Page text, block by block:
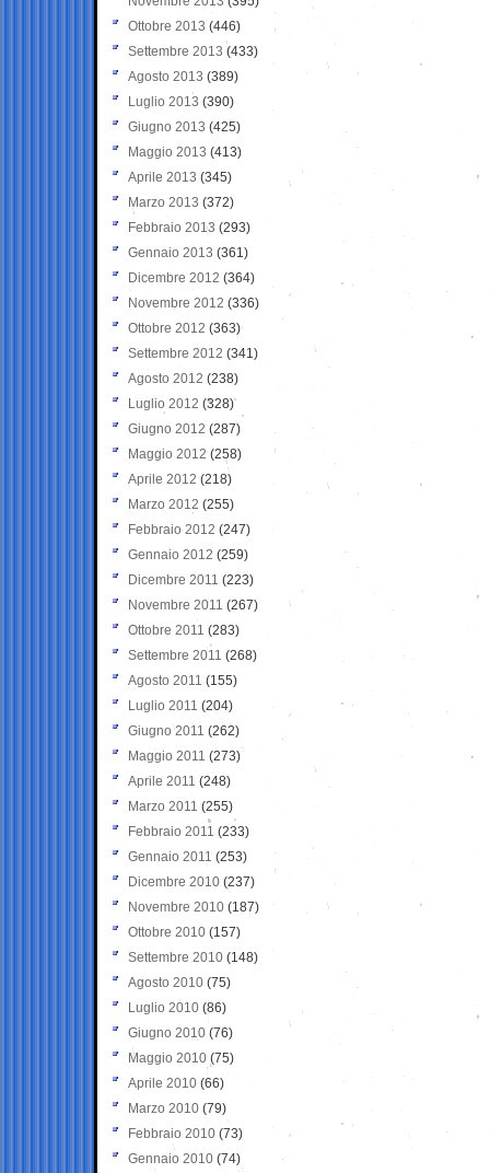
Ottobre 2013 (446)
Settembre 2013 (433)
Agosto 2013 (389)
Luglio 2013 (390)
Giugno 2013 (425)
Maggio 2013 (413)
Aprile 2013 (345)
Marzo 2013 (372)
Febbraio 2013 (293)
Gennaio 2013 (361)
Dicembre 2012 (364)
Novembre 2012 (336)
Ottobre 2012 (363)
Settembre 2012 (341)
Agosto 2012 (238)
Luglio 2012 (328)
Giugno 2012 (287)
Maggio 2012 (258)
Aprile 2012 (218)
Marzo 2012 (255)
Febbraio 2012 (247)
Gennaio 2012 (259)
Dicembre 2011 (223)
Novembre 2011 (267)
Ottobre 2011 (283)
Settembre 2011 (268)
Agosto 2011 (155)
Luglio 2011 (204)
Giugno 2011 (262)
Maggio 2011 (273)
Aprile 2011 (248)
Marzo 2011 (255)
Febbraio 2011 (233)
Gennaio 2011 (253)
Dicembre 2010 (237)
Novembre 2010 (187)
Ottobre 2010 (157)
Settembre 2010 (148)
Agosto 2010 (75)
Luglio 2010 (86)
Giugno 2010 (76)
Maggio 2010 (75)
Aprile 2010 (66)
Marzo 2010 (79)
Febbraio 2010 (73)
Gennaio 2010 (74)